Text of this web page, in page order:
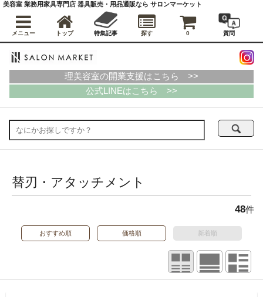
理美容室の開業支援はこちら >>
公式LINEはこちら >>
替刃・アタッチメント
48件
おすすめ順 価格順 新着順
美容室 業務用家具専門店 器具販売・用品通販なら サロンマーケット
メニュー トップ 特集記事 探す 0 質問